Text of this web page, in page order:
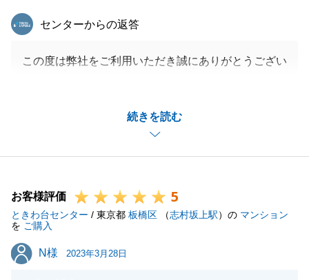
続きを読む
東急リバブル
センターからの返答
この度は弊社をご利用いただき誠にありがとうござい
し、私も嬉しく思っております。
スムーズにお取引出来たのも、H様のご協力があって
こそでございます。
ますので、よろしくお願いいたします。
お客様評価 5
ときわ台センター / 東京都 板橋区 （志村坂上駅）の マンション
を ご購入
N様
N様 2023年3月28日